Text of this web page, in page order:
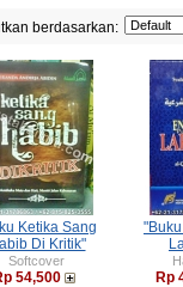
berdasarkan:
Ketika Sang
Di Kritik"
Softcover
54,500 Rp